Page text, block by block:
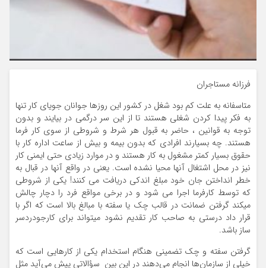
فرزانه مستاجران
متاسفانه به علت کم بود شغل در کشور این روزها جوانان جویای کار تنها
به فکر پیدا کردن شغلی هستند تا از این سر درگمی در بیایند و بدون
توجه به قوانین ، حاضر به قبول هر شرط و شروطی از سوی کار فرما
هستند. چه بسیارند افرادی که بدون بیمه و بیش از ساعت اداره کار با
حقوق بسیار کمتر مشغول به کار هستند و در موارد زیادی حتی ایمنی کار
نیز در محل اشتغال آنها محیا نشده است. یعنی در واقع آنها در قبال به
خطر انداختن جان خود مبلغ اندکی دریافت می کنند! یکی از شروطی
که توسط کارفرما اجرا می شود و در برخی مواقع فرد را دچار چالش
میکند گرفتن ضمانت در قالب چک یا سفته با مبالغ بالا است که اگر با
قرار داد درستی به صاحب کار تقدیم نشود میتواند برای کارجودردسر
ساز باشد.
گرفتن سفته و چک تضمینی هنگام استخدام یکی از کارهایی است که
خیلی از سازمان‌ها انجام می‌دهند در این بین سؤالاتی پیش می‌آید مثل